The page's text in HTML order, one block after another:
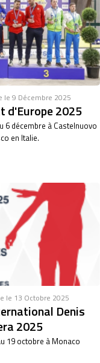
le 9 Décembre 2025
d'Europe 2025
6 décembre à Castelnuovo
en Italie.
le 13 Octobre 2025
Denis
2025
19 octobre à Monaco